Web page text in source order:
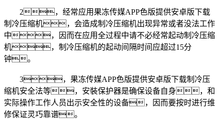
2，经常应用果冻传媒APP色版提供安卓版下载
制冷压缩机，会造成制冷压缩机出现异常或者没法工作
中，因而在应用全过程中请不必经常起动制冷压缩
机，制冷压缩机的起动间隔时间应超过15分
钟。
3，果冻传媒APP色版提供安卓版下载制冷压
缩机安全法等，安裝保护器是确保设备自身，和
实际操作工作人员出示安全性的设备，因而要按时进行维
修保证灵巧靠谱。